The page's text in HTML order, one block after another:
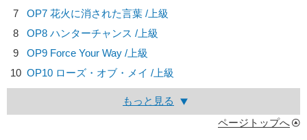
7
OP7 花火に消された言葉 /上級
8
OP8 ハンターチャンス /上級
9
OP9 Force Your Way /上級
10 OP10 ローズ・オブ・メイ /上級
もっと見る
ページトップへ